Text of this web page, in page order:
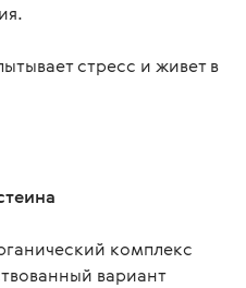
стресс и живет в
комплекс
вариант